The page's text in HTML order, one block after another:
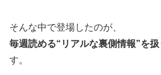
そんな中で登場したのが、
毎週読める“リアルな裏側情報”を
す。